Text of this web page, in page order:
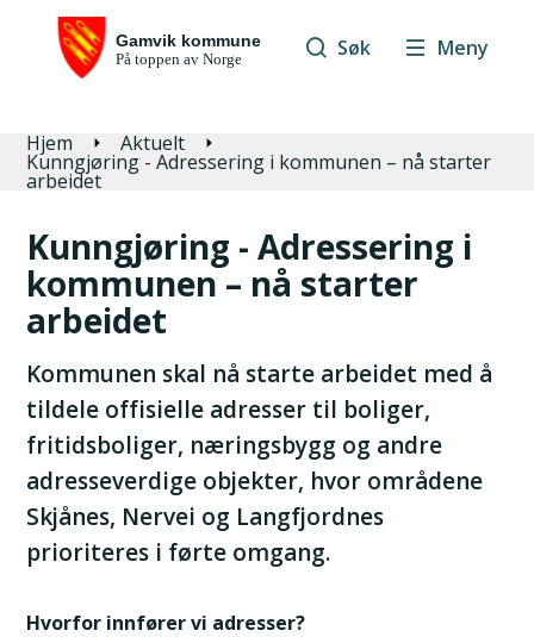
Søk Meny
Du er her:
Hjem Aktuelt
Kunngjøring - Adressering i kommunen – nå starter
arbeidet
Kunngjøring - Adressering i
kommunen – nå starter
arbeidet
Kommunen skal nå starte arbeidet med å
tildele offisielle adresser til boliger,
fritidsboliger, næringsbygg og andre
adresseverdige objekter, hvor områdene
Skjånes, Nervei og Langfjordnes
prioriteres i førte omgang.
Hvorfor innfører vi adresser?